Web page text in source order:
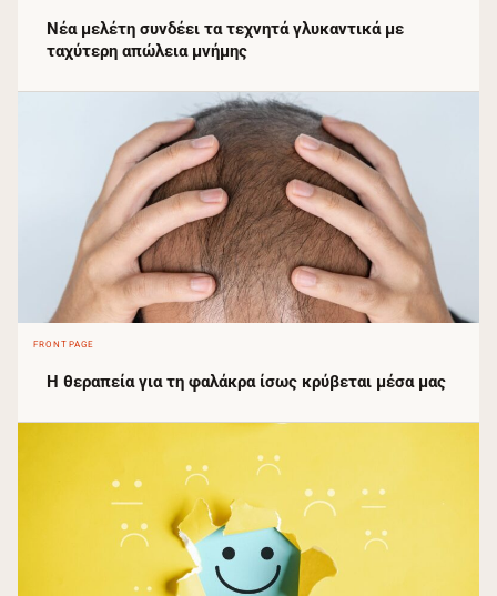
Νέα μελέτη συνδέει τα τεχνητά γλυκαντικά με
ταχύτερη απώλεια μνήμης
FRONTPAGE
Η θεραπεία για τη φαλάκρα ίσως κρύβεται μέσα μας